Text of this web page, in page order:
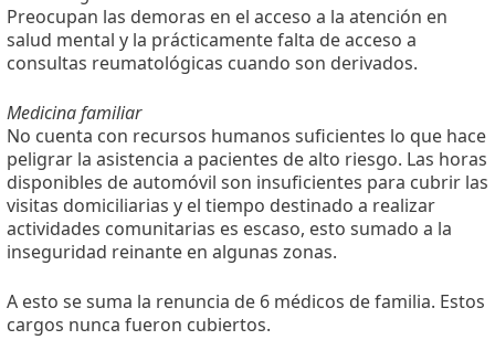
Preocupan las demoras en el acceso a la atención en
salud mental y la prácticamente falta de acceso a
consultas reumatológicas cuando son derivados.
Medicina familiar
No cuenta con recursos humanos suficientes lo que hace
peligrar la asistencia a pacientes de alto riesgo. Las horas
disponibles de automóvil son insuficientes para cubrir las
visitas domiciliarias y el tiempo destinado a realizar
actividades comunitarias es escaso, esto sumado a la
inseguridad reinante en algunas zonas.
A esto se suma la renuncia de 6 médicos de familia. Estos
cargos nunca fueron cubiertos.